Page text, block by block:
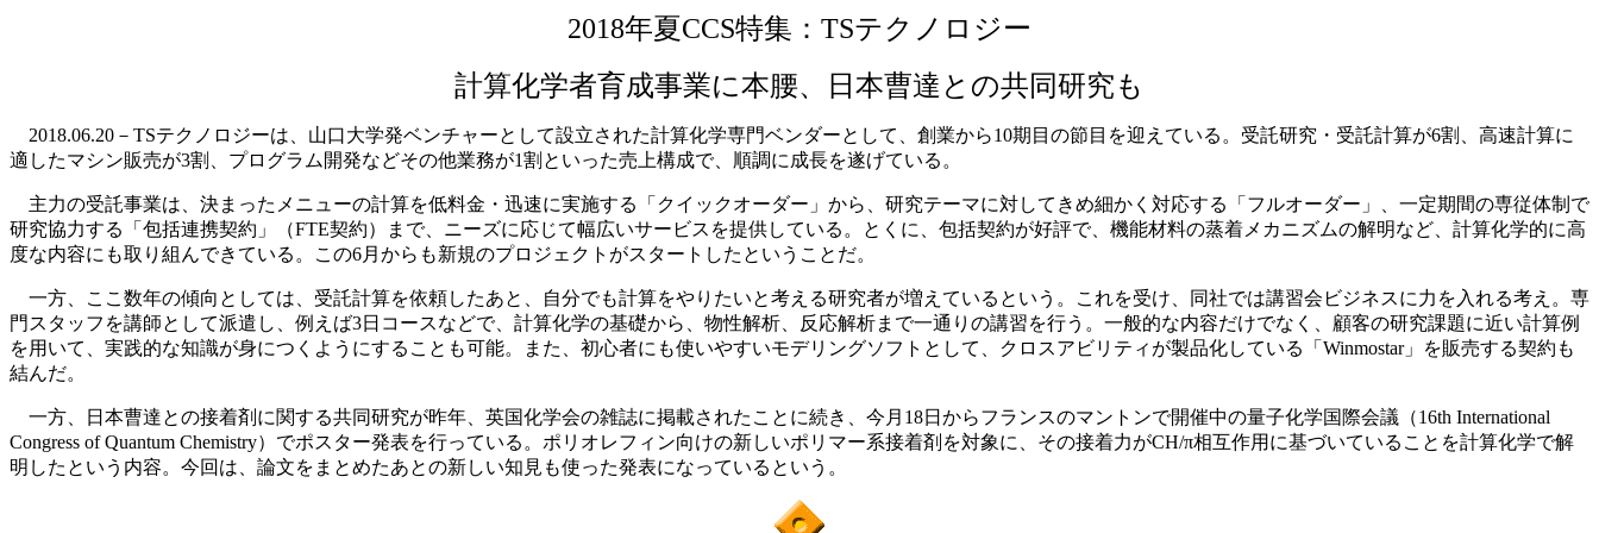
2018年夏CCS特集：TSテクノロジー
計算化学者育成事業に本腰、日本曹達との共同研究も
2018.06.20－TSテクノロジーは、山口大学発ベンチャーとして設立された計算化学専門ベンダーとして、創業から10期目の節目を迎えている。受託研究・受託計算が6割、高速計算に
適したマシン販売が3割、プログラム開発などその他業務が1割といった売上構成で、順調に成長を遂げている。
主力の受託事業は、決まったメニューの計算を低料金・迅速に実施する「クイックオーダー」から、研究テーマに対してきめ細かく対応する「フルオーダー」、一定期間の専従体制で
研究協力する「包括連携契約」（FTE契約）まで、ニーズに応じて幅広いサービスを提供している。とくに、包括契約が好評で、機能材料の蒸着メカニズムの解明など、計算化学的に高
度な内容にも取り組んできている。この6月からも新規のプロジェクトがスタートしたということだ。
一方、ここ数年の傾向としては、受託計算を依頼したあと、自分でも計算をやりたいと考える研究者が増えているという。これを受け、同社では講習会ビジネスに力を入れる考え。専
門スタッフを講師として派遣し、例えば3日コースなどで、計算化学の基礎から、物性解析、反応解析まで一通りの講習を行う。一般的な内容だけでなく、顧客の研究課題に近い計算例
を用いて、実践的な知識が身につくようにすることも可能。また、初心者にも使いやすいモデリングソフトとして、クロスアビリティが製品化している「Winmostar」を販売する契約も
結んだ。
一方、日本曹達との接着剤に関する共同研究が昨年、英国化学会の雑誌に掲載されたことに続き、今月18日からフランスのマントンで開催中の量子化学国際会議（16th International
Congress of Quantum Chemistry）でポスター発表を行っている。ポリオレフィン向けの新しいポリマー系接着剤を対象に、その接着力がCH/π相互作用に基づいていることを計算化学で解
明したという内容。今回は、論文をまとめたあとの新しい知見も使った発表になっているという。